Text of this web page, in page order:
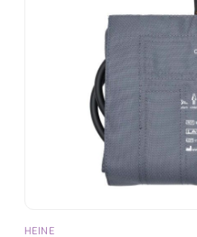
HEINE